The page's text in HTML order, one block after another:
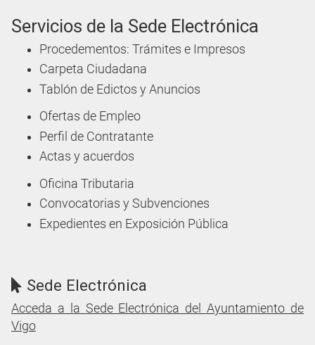
Servicios de la Sede Electrónica
Procedementos: Trámites e Impresos
Carpeta Ciudadana
Tablón de Edictos y Anuncios
Ofertas de Empleo
Perfil de Contratante
Actas y acuerdos
Oficina Tributaria
Convocatorias y Subvenciones
Expedientes en Exposición Pública
Sede Electrónica
Acceda a la Sede Electrónica del Ayuntamiento de
Vigo